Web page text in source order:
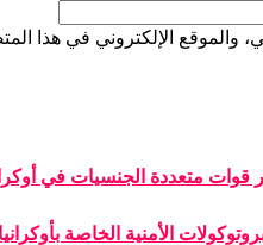
والموقع الإلكتروني في هذا
متعددة الجنسيات في
الأمنية الخاصة بأوكرانيا